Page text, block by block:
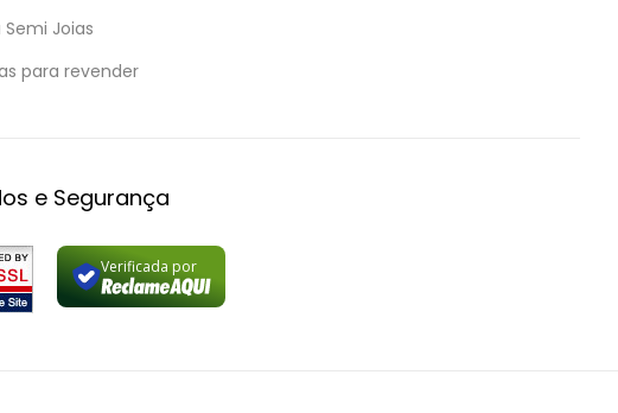
Joias
para revender
e Segurança
Verificada por